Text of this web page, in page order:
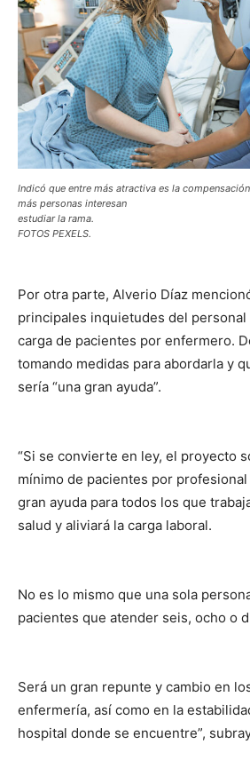
Indicó que entre más atractiva es la compensación,
más personas interesan
estudiar la rama.
FOTOS PEXELS.
Por otra parte, Alverio Díaz
principales inquietudes del
carga de pacientes por enfermero.
tomando medidas para abordarla y
sería “una gran ayuda”.
“Si se convierte en ley, el proyecto
mínimo de pacientes por
gran ayuda para todos los que
salud y aliviará la carga laboral.
No es lo mismo que una sola
pacientes que atender seis, ocho o
Será un gran repunte y cambio en
enfermería, así como en la
hospital donde se encuentre”,